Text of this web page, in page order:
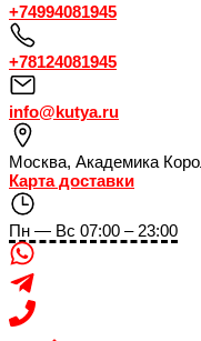
+74994081945
+78124081945
info@kutya.ru
Москва, Академика
Карта доставки
Пн — Вс 07:00 – 23:00